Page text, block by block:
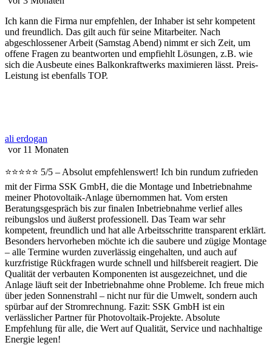
Ich kann die Firma nur empfehlen, der Inhaber ist sehr kompetent
und freundlich. Das gilt auch für seine Mitarbeiter. Nach
abgeschlossener Arbeit (Samstag Abend) nimmt er sich Zeit, um
offene Fragen zu beantworten und empfiehlt Lösungen, z.B. wie
sich die Ausbeute eines Balkonkraftwerks maximieren lässt. Preis-
Leistung ist ebenfalls TOP.
ali erdogan
vor 11 Monaten
⭐️⭐️⭐️⭐️⭐️ 5/5 – Absolut empfehlenswert! Ich bin rundum zufrieden
mit der Firma SSK GmbH, die die Montage und Inbetriebnahme
meiner Photovoltaik-Anlage übernommen hat. Vom ersten
Beratungsgespräch bis zur finalen Inbetriebnahme verlief alles
reibungslos und äußerst professionell. Das Team war sehr
kompetent, freundlich und hat alle Arbeitsschritte transparent erklärt.
Besonders hervorheben möchte ich die saubere und zügige Montage
– alle Termine wurden zuverlässig eingehalten, und auch auf
kurzfristige Rückfragen wurde schnell und hilfsbereit reagiert. Die
Qualität der verbauten Komponenten ist ausgezeichnet, und die
Anlage läuft seit der Inbetriebnahme ohne Probleme. Ich freue mich
über jeden Sonnenstrahl – nicht nur für die Umwelt, sondern auch
spürbar auf der Stromrechnung. Fazit: SSK GmbH ist ein
verlässlicher Partner für Photovoltaik-Projekte. Absolute
Empfehlung für alle, die Wert auf Qualität, Service und nachhaltige
Energie legen!